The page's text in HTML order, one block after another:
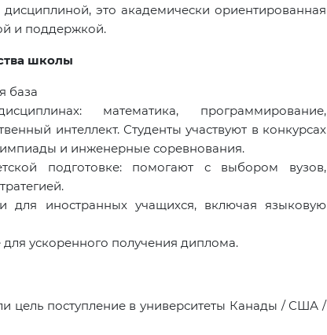
это академически ориентированная
и поддержкой.
школы
база
математика, программирование,
интеллект. Студенты участвуют в конкурсах
и инженерные соревнования.
подготовке: помогают с выбором вузов,
для иностранных учащихся, включая языковую
ускоренного получения диплома.
цель поступление в университеты Канады / США /